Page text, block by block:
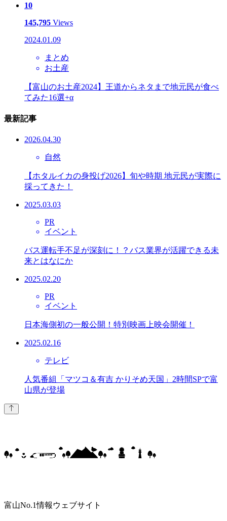
10
145,795 Views
2024.01.09
まとめ
お土産
【富山のお土産2024】王道からネタまで地元民が食べ
てみた16選+α
最新記事
2026.04.30
自然
【ホタルイカの身投げ2026】旬や時期 地元民が実際に
採ってきた！
2025.03.03
PR
イベント
バス運転手不足が深刻に！？バス業界が活躍できる未
来とはなにか
2025.02.20
PR
イベント
日本海側初の一般公開！特別映画上映会開催！
2025.02.16
テレビ
人気番組「マツコ＆有吉 かりそめ天国」2時間SPで富
山県が登場
富山No.1情報ウェブサイト